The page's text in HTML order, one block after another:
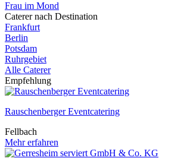
Frau im Mond
Caterer nach Destination
Frankfurt
Berlin
Potsdam
Ruhrgebiet
Alle Caterer
Empfehlung
Rauschenberger Eventcatering
Fellbach
Mehr erfahren